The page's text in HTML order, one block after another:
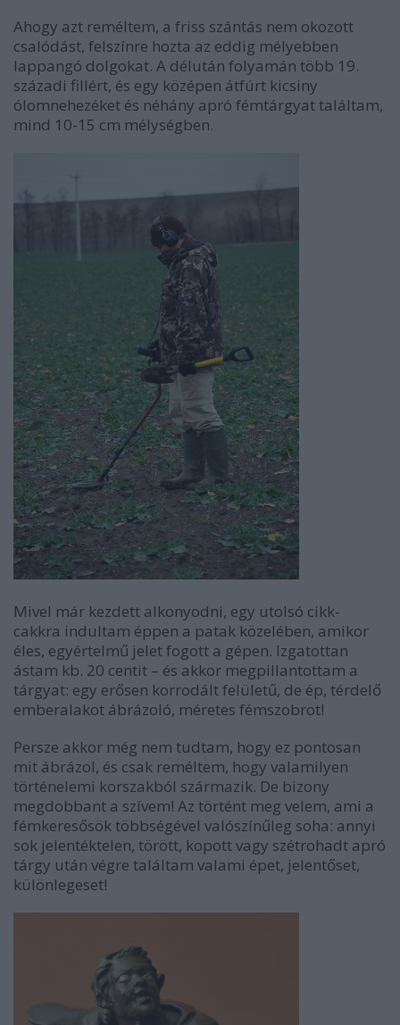
Ahogy azt reméltem, a friss szántás nem okozott
csalódást, felszínre hozta az eddig mélyebben
lappangó dolgokat. A délután folyamán több 19.
századi fillért, és egy középen átfúrt kicsiny
ólomnehezéket és néhány apró fémtárgyat találtam,
mind 10-15 cm mélységben.
Mivel már kezdett alkonyodni, egy utolsó cikk-
cakkra indultam éppen a patak közelében, amikor
éles, egyértelmű jelet fogott a gépen. Izgatottan
ástam kb. 20 centit – és akkor megpillantottam a
tárgyat: egy erősen korrodált felületű, de ép, térdelő
emberalakot ábrázoló, méretes fémszobrot!
Persze akkor még nem tudtam, hogy ez pontosan
mit ábrázol, és csak reméltem, hogy valamilyen
történelemi korszakból származik. De bizony
megdobbant a szívem! Az történt meg velem, ami a
fémkeresősök többségével valószínűleg soha: annyi
sok jelentéktelen, törött, kopott vagy szétrohadt apró
tárgy után végre találtam valami épet, jelentőset,
különlegeset!